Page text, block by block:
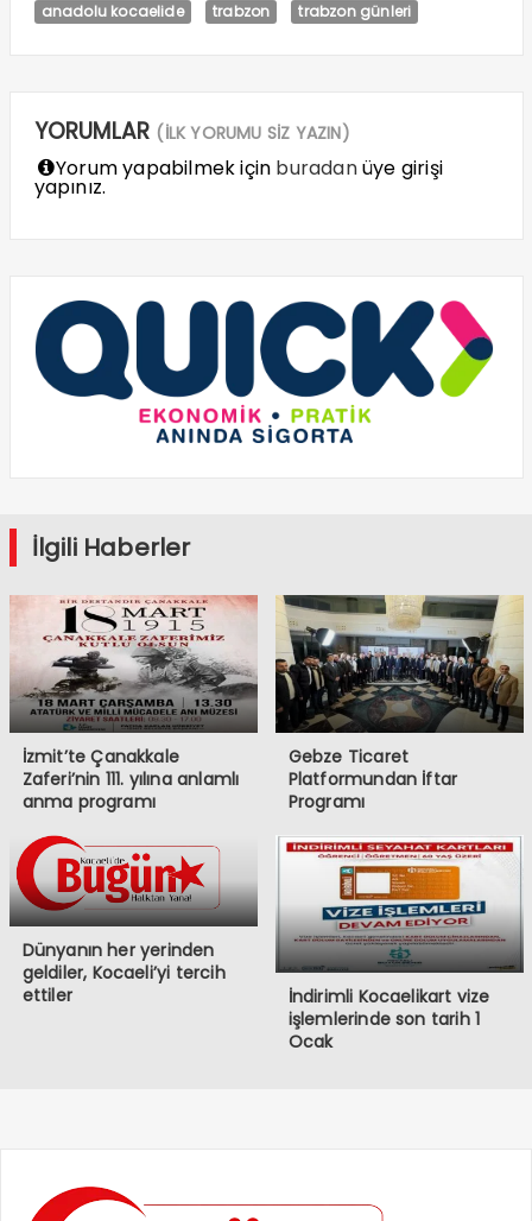
anadolu kocaelide trabzon trabzon günleri
YORUMLAR (İLK YORUMU SİZ YAZIN)
Yorum yapabilmek için buradanüye girişi
yapınız.
İlgili Haberler
İzmit’te Çanakkale
Zaferi’nin 111. yılına anlamlı
anma programı
Gebze Ticaret
Platformundan İftar
Programı
Dünyanın her yerinden
geldiler, Kocaeli’yi tercih
ettiler
İndirimli Kocaelikart vize
işlemlerinde son tarih 1
Ocak